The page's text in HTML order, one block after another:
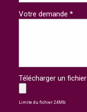
Votre demande *
Télécharger un fichier
Limite du fichier 24Mb